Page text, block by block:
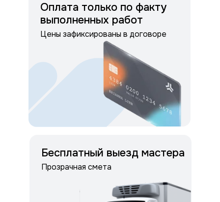
Оплата только по факту
выполненных работ
Цены зафиксированы в договоре
Бесплатный выезд мастера
Прозрачная смета